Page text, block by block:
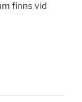
finns vid